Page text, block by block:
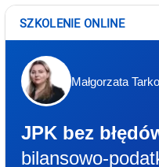
SZKOLENIE ONLINE
Małgorzata
JPK bez
bilansowo-